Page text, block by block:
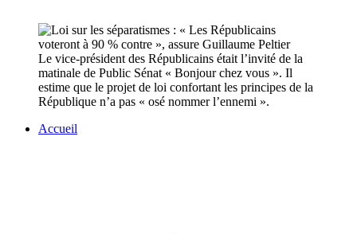
Le vice-président des Républicains était l’invité de la
matinale de Public Sénat « Bonjour chez vous ». Il
estime que le projet de loi confortant les principes de la
République n’a pas « osé nommer l’ennemi ».
Accueil